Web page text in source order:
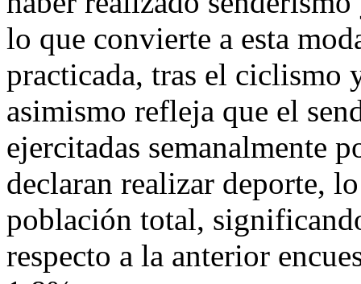
lo que convierte a esta
practicada, tras el ciclismo
asimismo refleja que el
ejercitadas semanalmente
declaran realizar deporte,
población total,
respecto a la anterior